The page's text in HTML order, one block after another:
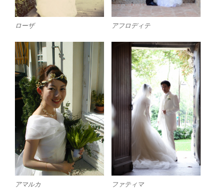
ローザ アフロディテ
アマルカ ファティマ